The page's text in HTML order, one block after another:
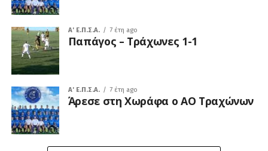
A' Ε.Π.Σ.Α. 7 έτη ago
Παπάγος – Τράχωνες 1-1
A' Ε.Π.Σ.Α. 7 έτη ago
Άρεσε στη Χωράφα ο ΑΟ Τραχώνων